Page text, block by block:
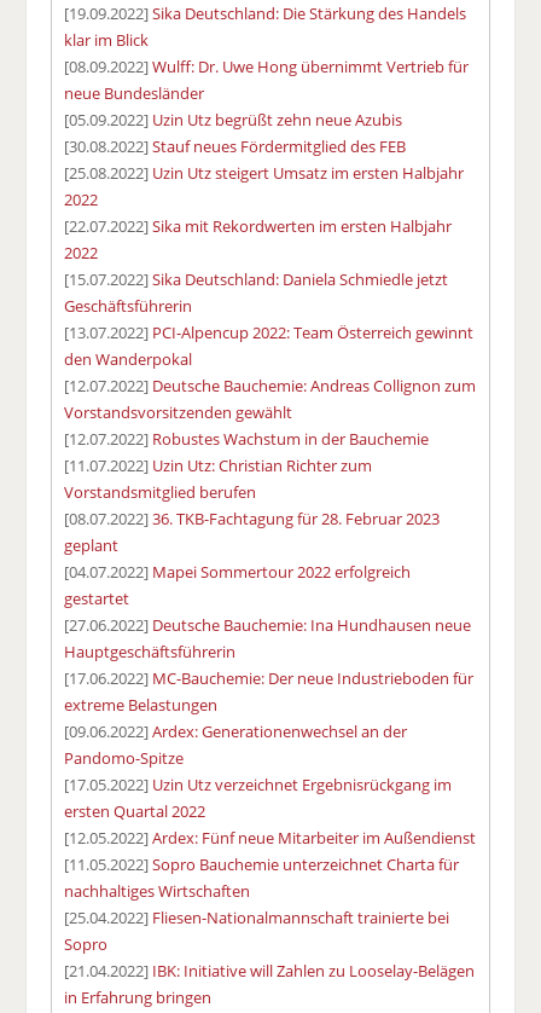
[19.09.2022]Sika Deutschland: Die Stärkung des Handels
klar im Blick
[08.09.2022]Wulff: Dr. Uwe Hong übernimmt Vertrieb für
neue Bundesländer
[05.09.2022] Uzin Utz begrüßt zehn neue Azubis
[30.08.2022]Stauf neues Fördermitglied des FEB
[25.08.2022] Uzin Utz steigert Umsatz im ersten Halbjahr
2022
[22.07.2022]Sika mit Rekordwerten im ersten Halbjahr
2022
[15.07.2022]Sika Deutschland: Daniela Schmiedle jetzt
Geschäftsführerin
[13.07.2022] PCI-Alpencup 2022: Team Österreich gewinnt
den Wanderpokal
[12.07.2022] Deutsche Bauchemie: Andreas Collignon zum
Vorstandsvorsitzenden gewählt
[12.07.2022] Robustes Wachstum in der Bauchemie
[11.07.2022] Uzin Utz: Christian Richter zum
Vorstandsmitglied berufen
[08.07.2022]36. TKB-Fachtagung für 28. Februar 2023
geplant
[04.07.2022] Mapei Sommertour 2022 erfolgreich
gestartet
[27.06.2022] Deutsche Bauchemie: Ina Hundhausen neue
Hauptgeschäftsführerin
[17.06.2022] MC-Bauchemie: Der neue Industrieboden für
extreme Belastungen
[09.06.2022]Ardex: Generationenwechsel an der
Pandomo-Spitze
[17.05.2022] Uzin Utz verzeichnet Ergebnisrückgang im
ersten Quartal 2022
[12.05.2022]Ardex: Fünf neue Mitarbeiter im Außendienst
[11.05.2022]Sopro Bauchemie unterzeichnet Charta für
nachhaltiges Wirtschaften
[25.04.2022] Fliesen-Nationalmannschaft trainierte bei
Sopro
[21.04.2022] IBK: Initiative will Zahlen zu Looselay-Belägen
in Erfahrung bringen